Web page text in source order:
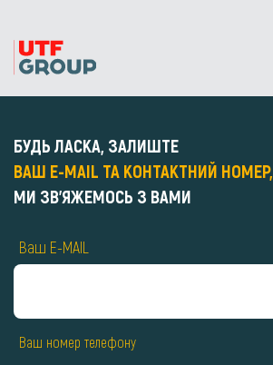
БУДЬ ЛАСКА, ЗАЛИШТЕ
ВАШ E-MAIL ТА КОНТАКТНИЙ НОМЕР,
МИ ЗВ'ЯЖЕМОСЬ З ВАМИ
Ваш E-MAIL
Ваш номер телефону